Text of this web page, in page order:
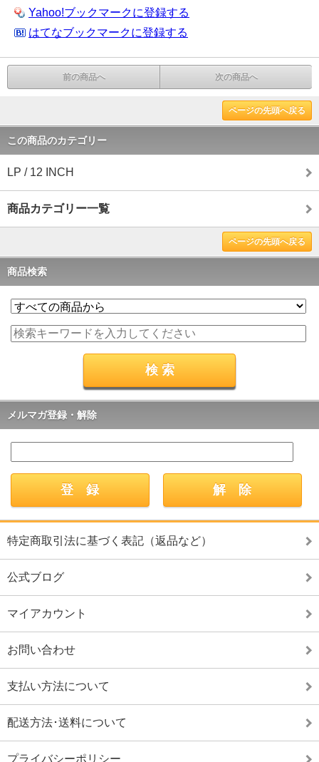
Yahoo!ブックマークに登録する
はてなブックマークに登録する
前の商品へ 次の商品へ
ページの先頭へ戻る
この商品のカテゴリー
LP / 12 INCH
商品カテゴリー一覧
ページの先頭へ戻る
商品検索
メルマガ登録・解除
特定商取引法に基づく表記（返品など）
公式ブログ
マイアカウント
お問い合わせ
支払い方法について
配送方法･送料について
プライバシーポリシー